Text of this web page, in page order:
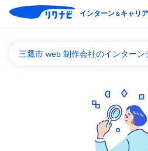
インターン＆キャリア
三鷹市 web 制作会社のインター